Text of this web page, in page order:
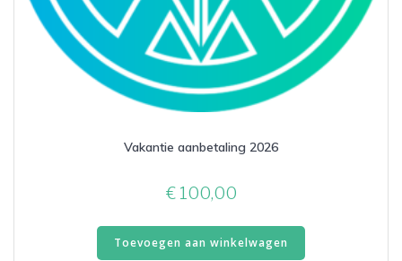
Vakantie aanbetaling 2026
€100,00
Toevoegen aan winkelwagen